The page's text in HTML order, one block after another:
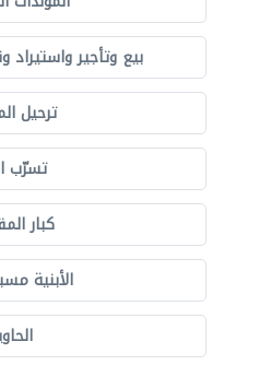
بيع وتأجير واستيراد
ترحيل
تسرّب
كبار
الأبنية